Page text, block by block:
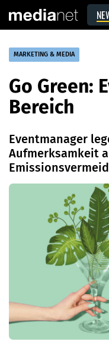
MARKETING & MEDIA
Go Green:
Bereich
Eventmanager
Aufmerksamkeit